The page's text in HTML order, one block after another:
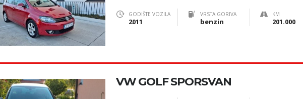
GODIŠTE VOZILA
2011
VRSTA GORIVA
benzin
KM
201.000
VW GOLF SPORSVAN